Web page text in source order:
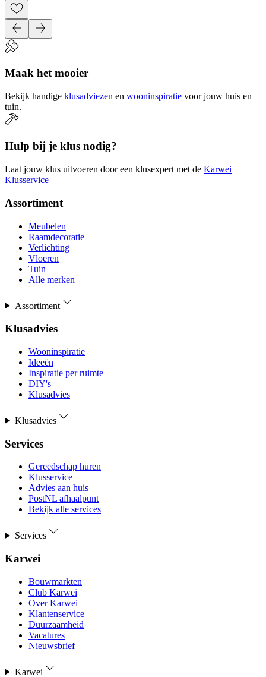
Maak het mooier
Bekijk handige klusadviezen en wooninspiratie voor jouw huis en
tuin.
Hulp bij je klus nodig?
Laat jouw klus uitvoeren door een klusexpert met de Karwei
Klusservice
Assortiment
Meubelen
Raamdecoratie
Verlichting
Vloeren
Tuin
Alle merken
Assortiment
Klusadvies
Wooninspiratie
Ideeën
Inspiratie per ruimte
DIY's
Klusadvies
Klusadvies
Services
Gereedschap huren
Klusservice
Advies aan huis
PostNL afhaalpunt
Bekijk alle services
Services
Karwei
Bouwmarkten
Club Karwei
Over Karwei
Klantenservice
Duurzaamheid
Vacatures
Nieuwsbrief
Karwei